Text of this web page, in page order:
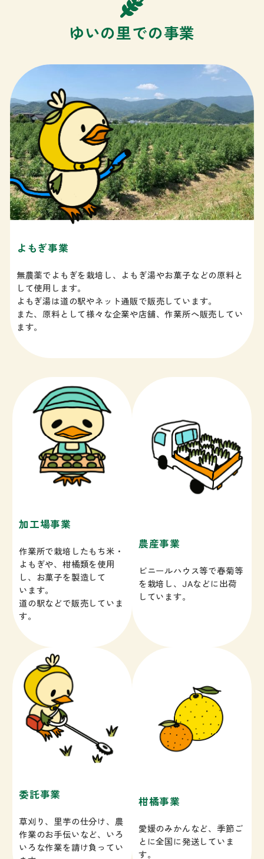
ゆいの里での事業
よもぎ事業
無農薬でよもぎを栽培し、よもぎ湯やお菓子などの原料と
して使用します。
よもぎ湯は道の駅やネット通販で販売しています。
また、原料として様々な企業や店舗、作業所へ販売してい
ます。
加工場事業
作業所で栽培したもち米・
よもぎや、柑橘類を使用
し、お菓子を製造して
います。
道の駅などで販売していま
す。
農産事業
ビニールハウス等で春菊等
を栽培し、JAなどに出荷
しています。
委託事業
草刈り、里芋の仕分け、農
作業のお手伝いなど、いろ
いろな作業を請け負ってい
柑橘事業
愛媛のみかんなど、季節ご
とに全国に発送していま
す。